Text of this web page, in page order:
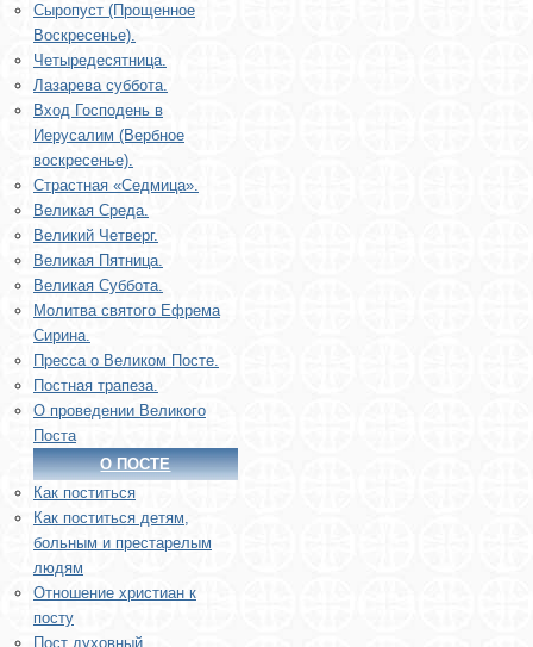
Сыропуст (Прощенное
Воскресенье).
Четыредесятница.
Лазарева суббота.
Вход Господень в
Иерусалим (Вербное
воскресенье).
Страстная «Седмица».
Великая Среда.
Великий Четверг.
Великая Пятница.
Великая Суббота.
Молитва святого Ефрема
Сирина.
Пресса о Великом Посте.
Постная трапеза.
О проведении Великого
Поста
О ПОСТЕ
Как поститься
Как поститься детям,
больным и престарелым
людям
Отношение христиан к
посту
Пост духовный